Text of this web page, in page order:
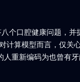
个口腔健康问题，
计算模型而言，仅
重新编码为也曾有